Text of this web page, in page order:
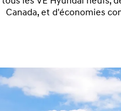
Canada, et d'économies